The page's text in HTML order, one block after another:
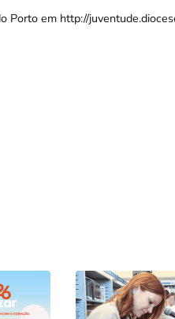
Porto em http://